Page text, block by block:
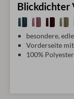
Blickdichter
besondere,
Vorderseite
100% Polyester